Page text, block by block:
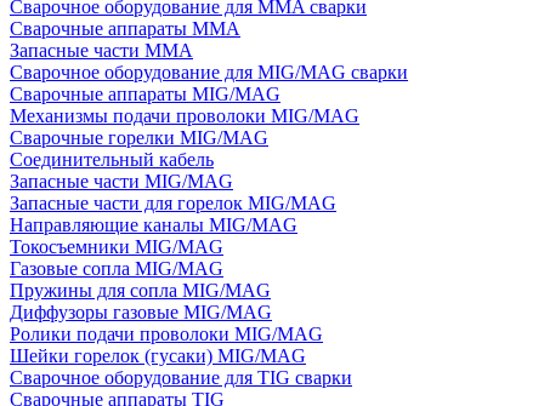
Сварочное оборудование для MMA сварки
Сварочные аппараты MMA
Запасные части MMA
Сварочное оборудование для MIG/MAG сварки
Сварочные аппараты MIG/MAG
Механизмы подачи проволоки MIG/MAG
Сварочные горелки MIG/MAG
Соединительный кабель
Запасные части MIG/MAG
Запасные части для горелок MIG/MAG
Направляющие каналы MIG/MAG
Токосъемники MIG/MAG
Газовые сопла MIG/MAG
Пружины для сопла MIG/MAG
Диффузоры газовые MIG/MAG
Ролики подачи проволоки MIG/MAG
Шейки горелок (гусаки) MIG/MAG
Сварочное оборудование для TIG сварки
Сварочные аппараты TIG